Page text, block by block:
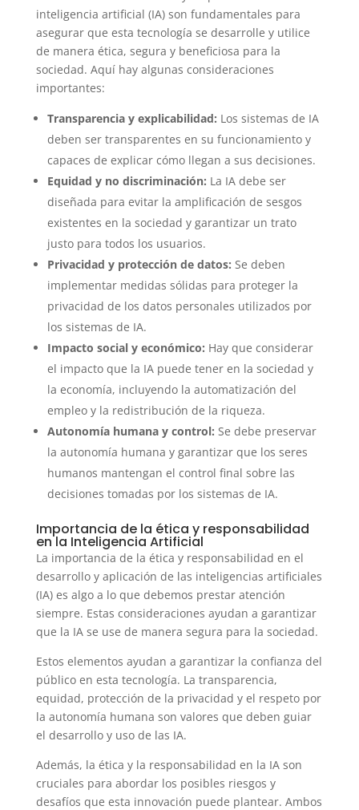
inteligencia artificial (IA) son fundamentales para
asegurar que esta tecnología se desarrolle y utilice
de manera ética, segura y beneficiosa para la
sociedad. Aquí hay algunas consideraciones
importantes:
Transparencia y explicabilidad: Los sistemas de IA
deben ser transparentes en su funcionamiento y
capaces de explicar cómo llegan a sus decisiones.
Equidad y no discriminación: La IA debe ser
diseñada para evitar la amplificación de sesgos
existentes en la sociedad y garantizar un trato
justo para todos los usuarios.
Privacidad y protección de datos: Se deben
implementar medidas sólidas para proteger la
privacidad de los datos personales utilizados por
los sistemas de IA.
Impacto social y económico: Hay que considerar
el impacto que la IA puede tener en la sociedad y
la economía, incluyendo la automatización del
empleo y la redistribución de la riqueza.
Autonomía humana y control: Se debe preservar
la autonomía humana y garantizar que los seres
humanos mantengan el control final sobre las
decisiones tomadas por los sistemas de IA.
Importancia de la ética y responsabilidad
en la Inteligencia Artificial
La importancia de la ética y responsabilidad en el
desarrollo y aplicación de las inteligencias artificiales
(IA) es algo a lo que debemos prestar atención
siempre. Estas consideraciones ayudan a garantizar
que la IA se use de manera segura para la sociedad.
Estos elementos ayudan a garantizar la confianza del
público en esta tecnología. La transparencia,
equidad, protección de la privacidad y el respeto por
la autonomía humana son valores que deben guiar
el desarrollo y uso de las IA.
Además, la ética y la responsabilidad en la IA son
cruciales para abordar los posibles riesgos y
desafíos que esta innovación puede plantear. Ambos